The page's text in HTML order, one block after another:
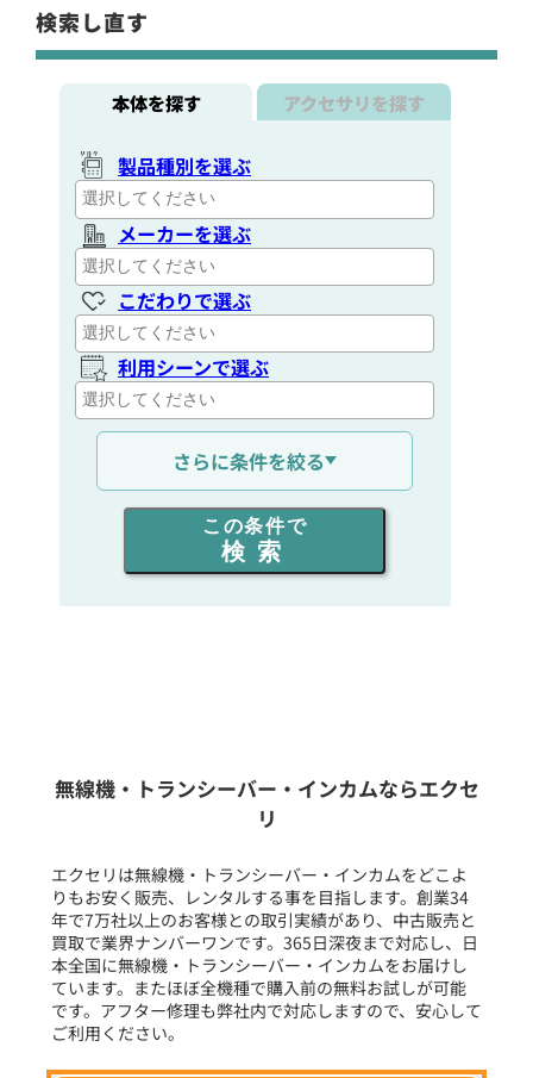
検索し直す
本体を探す アクセサリを探す
製品種別を選ぶ
メーカーを選ぶ
こだわりで選ぶ
利用シーンで選ぶ
通信距離を選ぶ
出力を選ぶ
同時通話人数を選ぶ
フリーワード入力(製品名等)
選択条件をリセット
さらに条件を絞る
この条件で
検索
無線機・トランシーバー・インカムならエクセ
リ
エクセリは無線機・トランシーバー・インカムをどこよ
りもお安く販売、レンタルする事を目指します。創業34
年で7万社以上のお客様との取引実績があり、中古販売と
買取で業界ナンバーワンです。365日深夜まで対応し、日
本全国に無線機・トランシーバー・インカムをお届けし
ています。またほぼ全機種で購入前の無料お試しが可能
です。アフター修理も弊社内で対応しますので、安心して
ご利用ください。